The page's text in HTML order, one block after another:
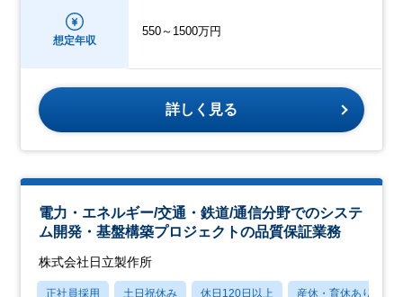
想定年収
550～1500万円
詳しく見る
電力・エネルギー/交通・鉄道/通信分野でのシステ
ム開発・基盤構築プロジェクトの品質保証業務
株式会社日立製作所
正社員採用 土日祝休み 休日120日以上 産休・育休あり